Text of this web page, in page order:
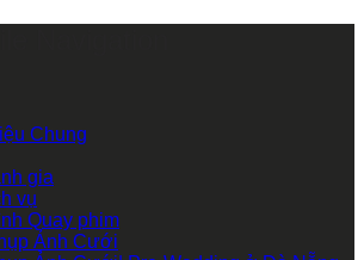
Chung
gia
vụ
Quay phim
Ảnh Cưới